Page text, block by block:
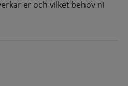
er och vilket behov ni